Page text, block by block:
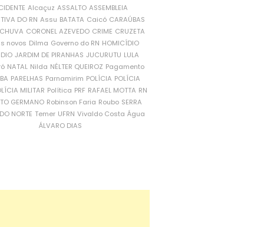
Alcaçuz ASSALTO ASSEMBLEIA
DO RN Assu BATATA Caicó CARAÚBAS
CORONEL AZEVEDO CRIME CRUZETA
novos Dilma Governo do RN HOMICÍDIO
JARDIM DE PIRANHAS JUCURUTU LULA
NATAL Nilda NÉLTER QUEIROZ Pagamento
PARELHAS Parnamirim POLÍCIA POLÍCIA
MILITAR Política PRF RAFAEL MOTTA RN
GERMANO Robinson Faria Roubo SERRA
NORTE Temer UFRN Vivaldo Costa Água
ÁLVARO DIAS